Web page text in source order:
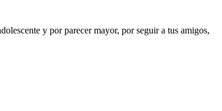
y por parecer mayor, por seguir a tus amigos,